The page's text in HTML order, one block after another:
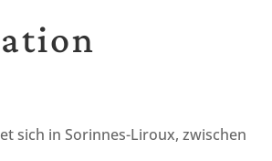
sich in Sorinnes-Liroux, zwischen